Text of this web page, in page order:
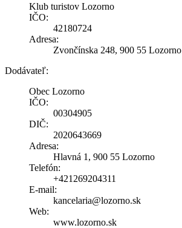
Klub turistov Lozorno
IČO:
42180724
Adresa:
Zvončínska 248, 900 55 Lozorno
Dodávateľ:
Obec Lozorno
IČO:
00304905
DIČ:
2020643669
Adresa:
Hlavná 1, 900 55 Lozorno
Telefón:
+421269204311
E-mail:
kancelaria@lozorno.sk
Web:
www.lozorno.sk